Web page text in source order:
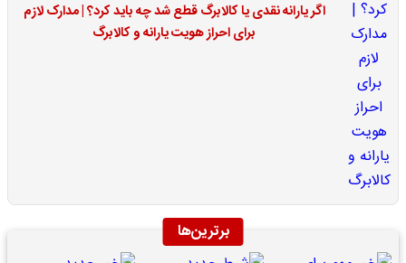
اگر یارانه نقدی یا کالابرگ قطع شد چه باید کرد؟ | مدارک لازم
برای احراز هویت یارانه و کالابرگ
برترین‌ها